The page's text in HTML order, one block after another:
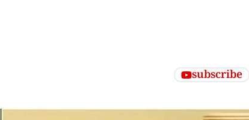
subscribe